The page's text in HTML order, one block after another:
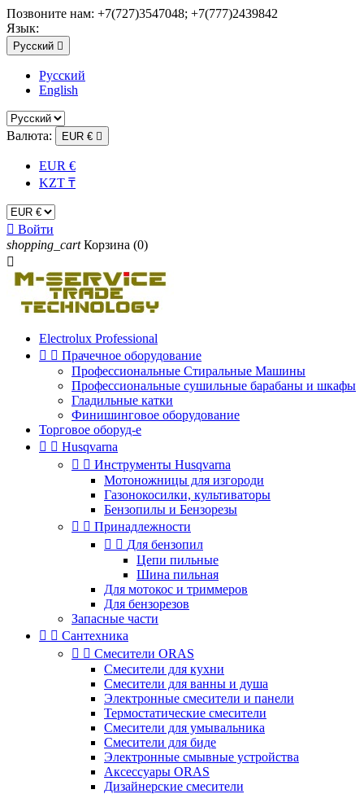
Позвоните нам: +7(727)3547048; +7(777)2439842
Язык:
Русский 
Русский
English
Валюта: EUR € 
EUR €
KZT ₸
 Войти
shopping_cart Корзина (0)

Electrolux Professional
  Прачечное оборудование
Профессиональные Стиральные Машины
Профессиональные сушильные барабаны и шкафы
Гладильные катки
Финишинговое оборудование
Торговое оборуд-е
  Husqvarna
  Инструменты Husqvarna
Мотоножницы для изгороди
Газонокосилки, культиваторы
Бензопилы и Бензорезы
  Принадлежности
  Для бензопил
Цепи пильные
Шина пильная
Для мотокос и триммеров
Для бензорезов
Запасные части
  Сантехника
  Смесители ORAS
Смесители для кухни
Смесители для ванны и душа
Электронные смесители и панели
Термостатические смесители
Смесители для умывальника
Смесители для биде
Электронные смывные устройства
Аксессуары ORAS
Дизайнерские смесители